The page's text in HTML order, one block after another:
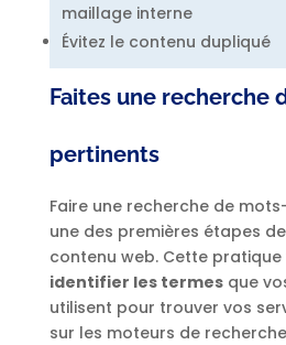
maillage interne
Évitez le contenu dupliqué
Faites une recherche
pertinents
Faire une recherche de
une des premières étapes
contenu web. Cette pratique
identifier les termesque
utilisent pour trouver vos
sur les moteurs de